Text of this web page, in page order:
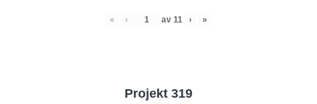
« ‹ av 11 › »
Projekt 319